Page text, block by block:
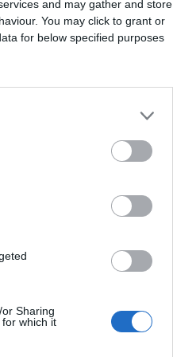
and may gather and store
You may click to grant or
for below specified purposes
Sharing
which it
non